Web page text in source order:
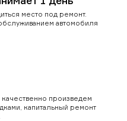
место под ремонт.
автомобиля
произведем
капитальный ремонт